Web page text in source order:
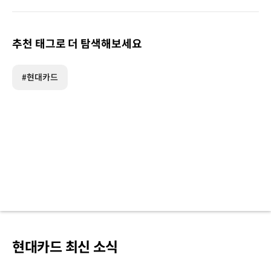
추천 태그로 더 탐색해보세요
#현대카드
현대카드 최신 소식